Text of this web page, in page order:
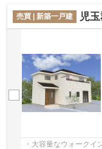
売買 | 新築一戸建 児玉郡
・大容量なウォークイ